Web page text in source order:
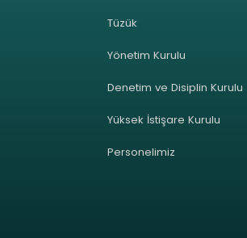
Tüzük
Yönetim Kurulu
Denetim ve Disiplin Kurulu
Yüksek İstişare Kurulu
Personelimiz